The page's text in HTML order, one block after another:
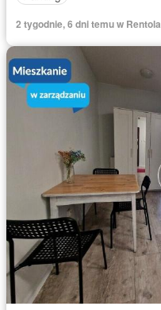
2 tygodnie, 6 dni temu w Rentola